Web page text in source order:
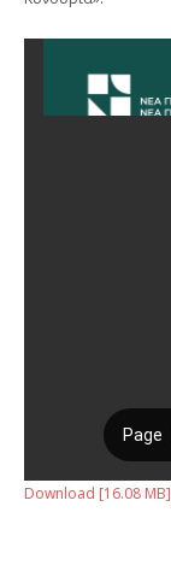
Download [16.08 MB]